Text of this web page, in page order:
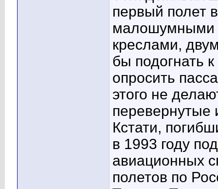
первый полет
малошумными
креслами,
бы подогнать
опросить
этого не
перевернутые
Кстати,
в 1993 году
авиационных
полетов по